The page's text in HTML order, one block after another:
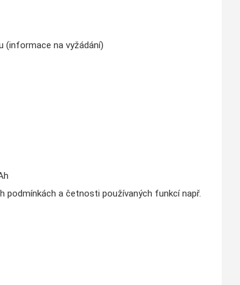
(informace na vyžádání)
podmínkách a četnosti používaných funkcí např.